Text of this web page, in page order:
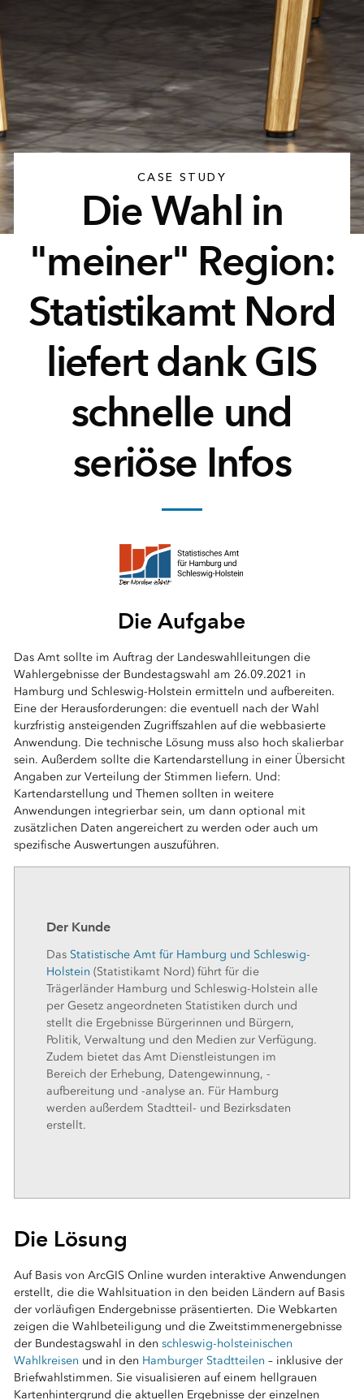
CASE STUDY
Die Wahl in
"meiner" Region:
Statistikamt Nord
liefert dank GIS
schnelle und
seriöse Infos
Die Aufgabe
Das Amt sollte im Auftrag der Landeswahlleitungen die
Wahlergebnisse der Bundestagswahl am 26.09.2021 in
Hamburg und Schleswig-Holstein ermitteln und aufbereiten.
Eine der Herausforderungen: die eventuell nach der Wahl
kurzfristig ansteigenden Zugriffszahlen auf die webbasierte
Anwendung. Die technische Lösung muss also hoch skalierbar
sein. Außerdem sollte die Kartendarstellung in einer Übersicht
Angaben zur Verteilung der Stimmen liefern. Und:
Kartendarstellung und Themen sollten in weitere
Anwendungen integrierbar sein, um dann optional mit
zusätzlichen Daten angereichert zu werden oder auch um
spezifische Auswertungen auszuführen.
Der Kunde
Das Statistische Amt für Hamburg und Schleswig-
Holstein (Statistikamt Nord) führt für die
Trägerländer Hamburg und Schleswig-Holstein alle
per Gesetz angeordneten Statistiken durch und
stellt die Ergebnisse Bürgerinnen und Bürgern,
Politik, Verwaltung und den Medien zur Verfügung.
Zudem bietet das Amt Dienstleistungen im
Bereich der Erhebung, Datengewinnung, -
aufbereitung und -analyse an. Für Hamburg
werden außerdem Stadtteil- und Bezirksdaten
erstellt.
Die Lösung
Auf Basis von ArcGIS Online wurden interaktive Anwendungen
erstellt, die die Wahlsituation in den beiden Ländern auf Basis
der vorläufigen Endergebnisse präsentierten. Die Webkarten
zeigen die Wahlbeteiligung und die Zweitstimmenergebnisse
der Bundestagswahl in den schleswig-holsteinischen
Wahlkreisen und in den Hamburger Stadtteilen – inklusive der
Briefwahlstimmen. Sie visualisieren auf einem hellgrauen
Kartenhintergrund die aktuellen Ergebnisse der einzelnen